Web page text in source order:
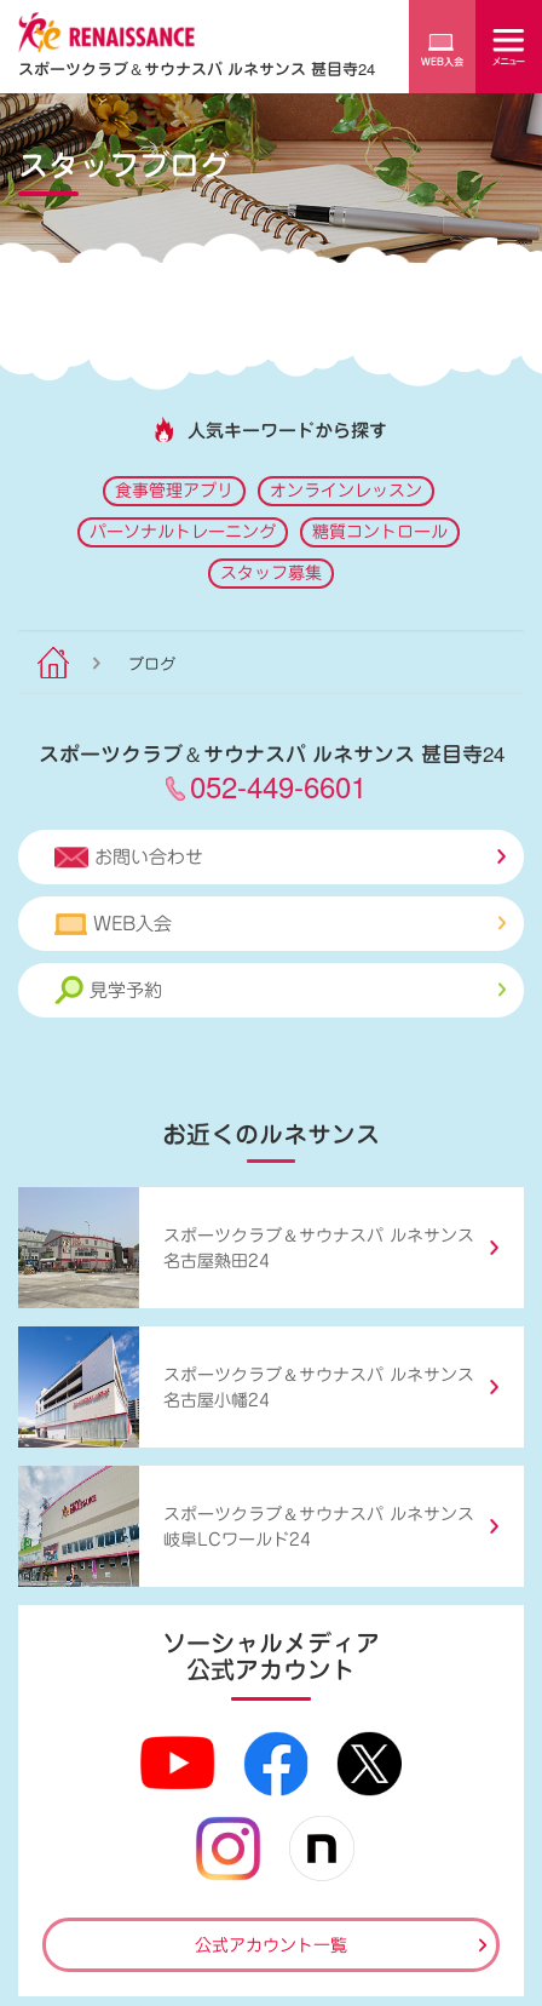
スポーツクラブ＆サウナスパ ルネサンス 甚目寺24
スタッフブログ
人気キーワードから探す
食事管理アプリ オンラインレッスン
パーソナルトレーニング 糖質コントロール
スタッフ募集
ブログ
スポーツクラブ＆サウナスパ ルネサンス 甚目寺24
052-449-6601
お問い合わせ
WEB入会
見学予約
お近くのルネサンス
スポーツクラブ ＆ サウナスパ ルネサンス
名古屋熱田24
スポーツクラブ ＆ サウナスパ ルネサンス
名古屋小幡24
スポーツクラブ ＆ サウナスパ ルネサンス
岐阜LCワールド24
ソーシャルメディア
公式アカウント
公式アカウント一覧